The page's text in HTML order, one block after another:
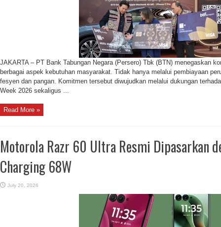
JAKARTA – PT Bank Tabungan Negara (Persero) Tbk (BTN) menegaskan
berbagai aspek kebutuhan masyarakat. Tidak hanya melalui pembiayaan
fesyen dan pangan. Komitmen tersebut diwujudkan melalui dukungan
Week 2026 sekaligus ...
Read More »
Motorola Razr 60 Ultra Resmi Dipasarkan
Charging 68W
July 20, 2026